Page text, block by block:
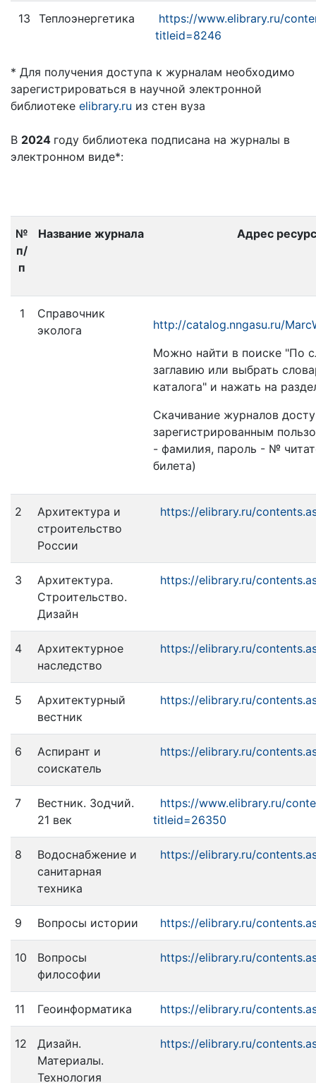
13 Теплоэнергетика
https://www.elibrary.ru/
titleid=8246
* Для получения доступа к журналам необходимо
зарегистрироваться в научной электронной
библиотеке elibrary.ru из стен вуза
В 2024 году библиотека подписана на журналы в
электронном виде*:
№
п/
п
Название журнала Адрес
1
Справочник
эколога
http://catalog.nngasu.ru/
Можно найти в поиске "По
заглавию или выбрать
каталога" и нажать на
Скачивание журналов
зарегистрированным
- фамилия, пароль - №
билета)
2
Архитектура и
строительство
России
https://elibrary.ru/
3
Архитектура.
Строительство.
Дизайн
https://elibrary.ru/
4
Архитектурное
наследство
https://elibrary.ru/
5
Архитектурный
вестник
https://elibrary.ru/
6
Аспирант и
соискатель
https://elibrary.ru/
7
Вестник. Зодчий.
21 век
https://www.elibrary.ru/
titleid=26350
8
Водоснабжение и
санитарная
техника
https://elibrary.ru/
9 Вопросы истории https://elibrary.ru/
10
Вопросы
философии
https://elibrary.ru/
11 Геоинформатика https://elibrary.ru/
12
Дизайн.
Материалы.
Технология
https://elibrary.ru/